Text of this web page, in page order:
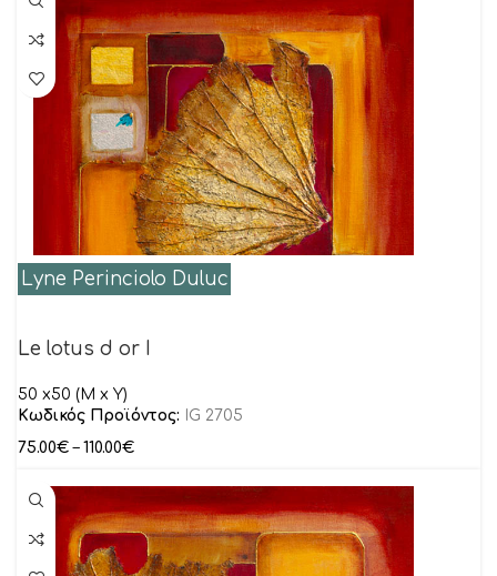
Lyne Perinciolo Duluc
Le lotus d or I
50 x50 (M x Y)
Κωδικός Προϊόντος:
IG 2705
75.00€ – 110.00€